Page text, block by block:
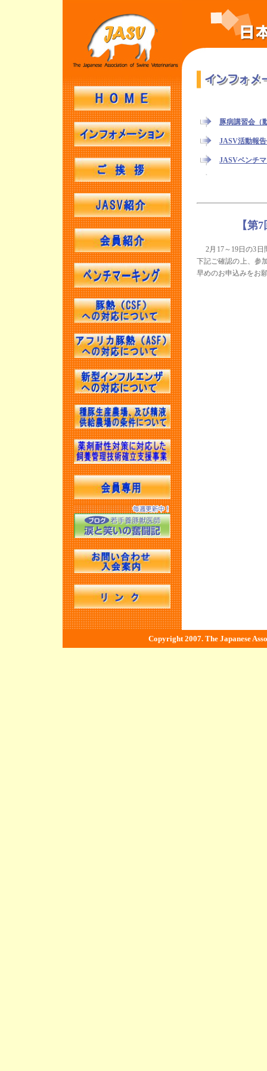
【第
2月17～19日の3日
下記ご確認の上、参
早めのお申込みをお
Copyright 2007. The Japanese